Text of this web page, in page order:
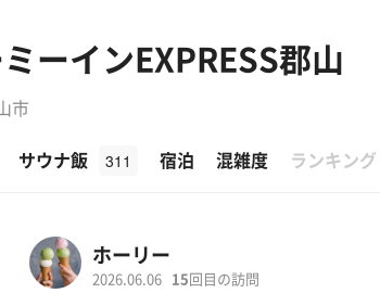
ーインEXPRESS郡山
市
サウナ飯 311 宿泊 混雑度 ランキング
ホーリー
2026.06.06 15回目の訪問